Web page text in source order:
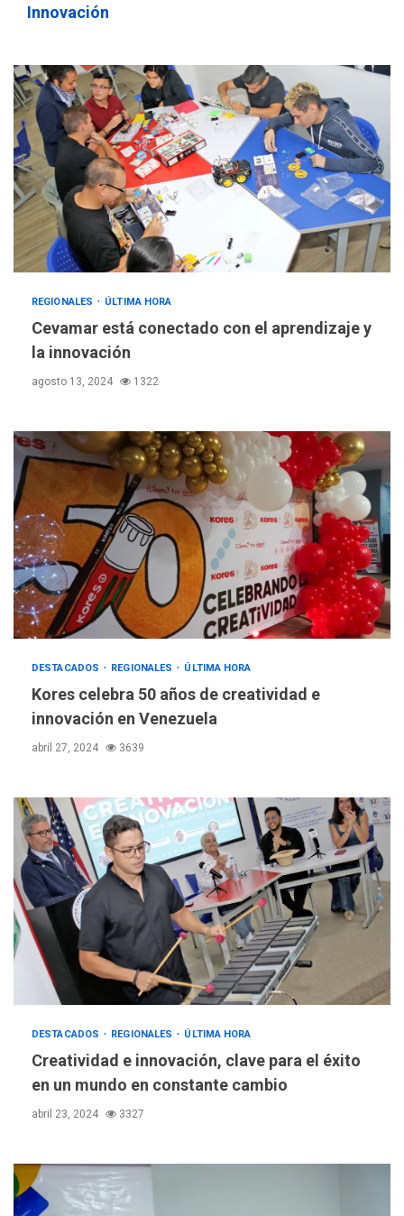
Innovación
REGIONALES ÚLTIMA HORA
Cevamar está conectado con el aprendizaje y
la innovación
agosto 13, 2024 1322
DESTACADOS REGIONALES ÚLTIMA HORA
Kores celebra 50 años de creatividad e
innovación en Venezuela
abril 27, 2024 3639
DESTACADOS REGIONALES ÚLTIMA HORA
Creatividad e innovación, clave para el éxito
en un mundo en constante cambio
abril 23, 2024 3327